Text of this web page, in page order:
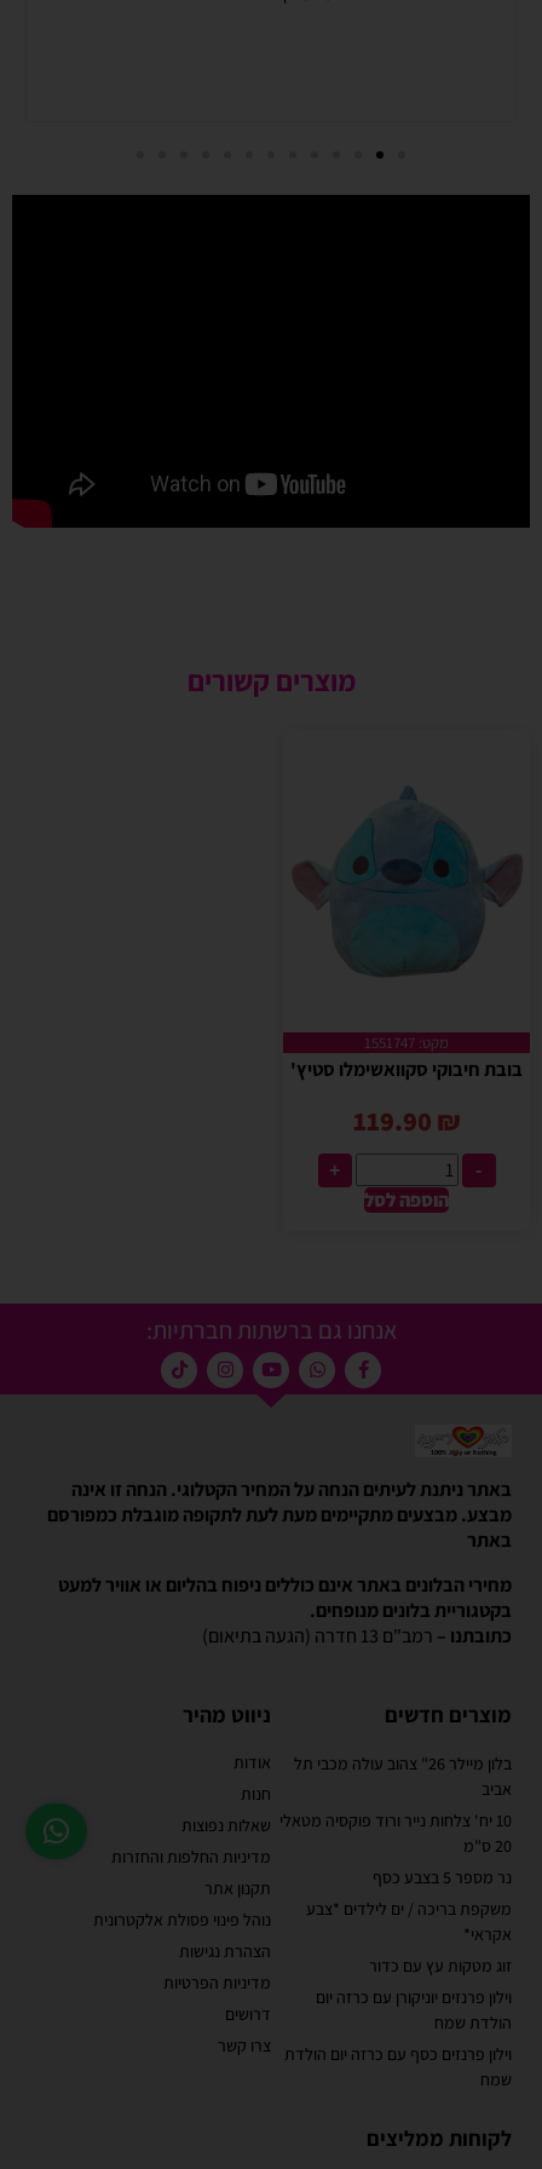
מוצרים קשורים
מקט: 1551747
בובת חיבוקי סקוואשימלו סטיץ'
119.90 ₪
-
+
הוספה לסל
אנחנו גם ברשתות חברתיות:
באתר ניתנת לעיתים הנחה על המחיר הקטלוגי. הנחה זו אינה
מבצע. מבצעים מתקיימים מעת לעת לתקופה מוגבלת כמפורסם
באתר
מחירי הבלונים באתר אינם כוללים ניפוח בהליום או אוויר למעט
בקטגוריית בלונים מנופחים.
כתובתנו – רמב"ם 13 חדרה (הגעה בתיאום)
מוצרים חדשים
בלון מיילר 26" צהוב עולה מכבי תל
אביב
10 יח' צלחות נייר ורוד פוקסיה מטאלי
20 ס"מ
נר מספר 5 בצבע כסף
משקפת בריכה / ים לילדים *צבע
אקראי*
זוג מטקות עץ עם כדור
וילון פרנזים יוניקורן עם כרזה יום
הולדת שמח
וילון פרנזים כסף עם כרזה יום הולדת
שמח
ניווט מהיר
אודות
חנות
שאלות נפוצות
מדיניות החלפות והחזרות
תקנון אתר
נוהל פינוי פסולת אלקטרונית
הצהרת נגישות
מדיניות הפרטיות
דרושים
צרו קשר
לקוחות ממליצים